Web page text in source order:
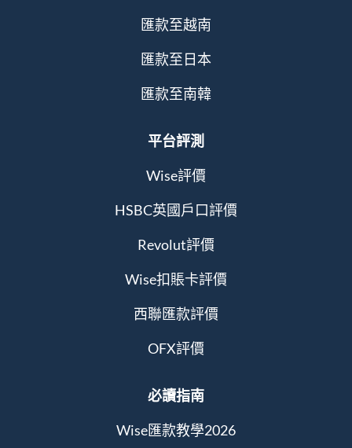
匯款至越南
匯款至日本
匯款至南韓
平台評測
Wise評價
HSBC英國戶口評價
Revolut評價
Wise扣賬卡評價
西聯匯款評價
OFX評價
必讀指南
Wise匯款教學2026